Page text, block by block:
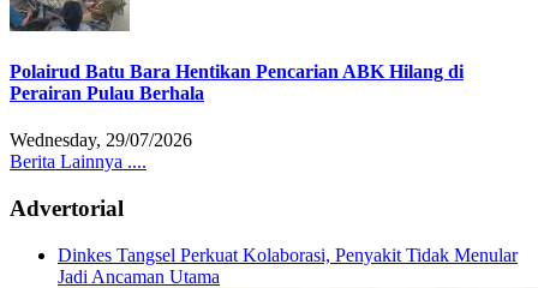
Polairud Batu Bara Hentikan Pencarian ABK Hilang di
Perairan Pulau Berhala
Wednesday, 29/07/2026
Berita Lainnya ....
Advertorial
Dinkes Tangsel Perkuat Kolaborasi, Penyakit Tidak Menular
Jadi Ancaman Utama